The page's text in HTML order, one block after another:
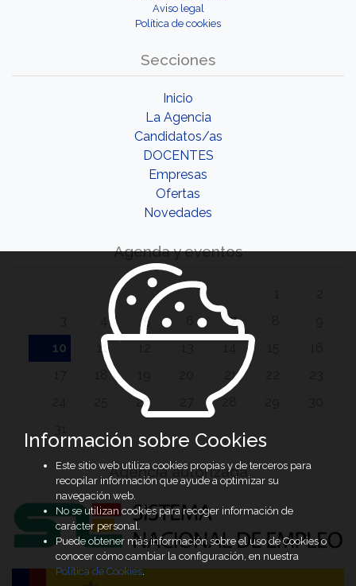
Aviso legal
Política de cookies
Secciones
Inicio
La Agencia
Candidatos/as
DOCENTES
Empresas
Ofertas
Novedades
Agenda y eventos
5 7
10
11
21
26 28
Agencia autorizada
Información sobre Cookies
Este sitio web utiliza cookies propias y de terceros para
recopilar información que ayude a optimizar su
navegación web.
No se utilizan cookies para recoger información de
carácter personal.
Puede obtener más información sobre el uso de Cookies o
conocer cómo cambiar la configuración, en nuestra
Política de Cookies.